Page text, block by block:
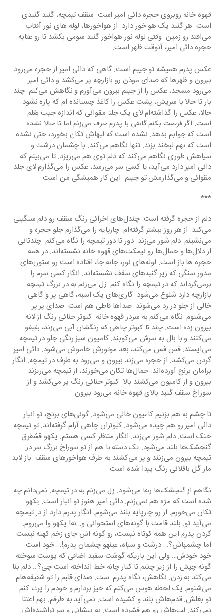
قهوه خانه روبروی حجره دائی امیر است. سقف تیمچه، گنبد گنبدی
است. هر گنبد یک هواخور دارد. از هواخورها، لوله های نور آفتاب
می‌افتد رو زمین. وقتی لوله نور هواخور گنبد سومی‌ بکشد تا رو عتابه
حجره دائی امیر، آنوقت ظهر است.
عکس پدرم همیشه تو جیبم است. گاهی که دائی امیر از حجره می‌رود
بیرون و ظهرها که صدای موذن رو بازارچه پر می‌کشد و دائی امیر
می‌رود مسجد، عکس را از جیبم بیرون می‌آورم و نگاهش می‌کنم. چند
بار تا حالا با سریش، پشت عکس را کاغذ چسبانده ام که پاره نشود.
حالا، عکس را گذاشته‌ام لای یک جلد مقوائی که اندازه جیب بغلم
است. اگر فرصت بکنم گاهی با پدرم حرف می‌زنم اما تا حالا نشده
است که جوابم بدهد. نشده است که لبهاش تکان بخورد، حتی نشده
است که بهم لبخند بزند. تنها نگاهم می‌کند. با چشمان درشت و
سیاهش طوری نگاهم می‌کند که دلم توی هم می‌ریزد. تا می‌بینم که
دائی امیر دارد می‌آید، یا کسی سر می‌رسد، عکس را می‌گذارم لای جلد
مقوائی و می‌گذارمش تو جیبم. این کار همیشگی من است.
***
دلم از حجره گرفته است. چندل‌های اخرائی رنگ سقف رو دلم سنگینی
می‌کند. از هر روز بیشتر گرفته‌ام. چارپایه را می‌گذارم جلو حجره و
می‌نشینم. دلم شور می‌زند. دور تا دور تیمچه را نگاه می‌کنم. چندتائی
از دلال‌ها و حمال‌ها رو نیمکت‌های قهوه خانه نشسته‌اند. در همه
حجره ها باز است. لوله‌های نور، جابه جا، افتاده است رو ستون‌های
مدور سنگی که زیر گنبدهای سقف نشسته‌اند. انگار کسی سرم را
برمی‌گرداند که در تیمچه را نگاه کنم. زل می‌زنم به در بزرگ تیمچه.
بازارچه دارد شلوغ می‌شود. گاری‌های یک اسبه، گاهی پر و گاهی
خالی از جلو در رد می‌شوند. صداها قاطی هم است. صدای پر پر
می‌شنوم. نگاه می‌کنم به سردر قهوه خانه. کبوتر حنائی رنگ از لانه
بیرون زده است. چند تا کبوتر چاهی که رنگشان آبی می‌زند، بغبغو
می‌کنند و با بال به سرش می‌کوبند. کامیون سبز رنگی جلو در تیمچه
می‌ایستد. فس فس می‌کند، بعد موتورش خاموش می‌شود. دائی امیر
گردن می‌کشد. از حجره می‌زند بیرون و می‌رود به طرف در تیمچه. انگار
برامان برنج آورده‌اند. حمال‌ها تکان می‌خورند، از تیمچه می‌ریزند
بیرون و از کامیون می‌کشند بالا. کبوتر حنائی رنگ پر می‌کشد و از
سوراخ سقف گنبد بالای قهوه خانه می‌رود بیرون.
تا چشم به هم بزنیم کامیون خالی می‌شود. گونی‌های برنج، تو انبار
دائی امیر رو هم چیده می‌شود. کبوتران چاهی آرام گرفته‌اند. تو تیمچه
خنک است. دلم شور می‌زند. انگار منتظر کسی هستم. یکهو قشقرق
گنجشک‌ها بلند می‌شود. یک دسته با هم از تو سوراخ بزرگ سر در
تیمچه بیرون می‌زنند و پر می‌کشند به طرف هواخورهای سقف. باز لابد
مار گل باقلائی رنگ پیدا شده است.
نگاهم از گنجشک‌ها رها می‌شود. زل می‌زنم به در تیمچه. نمی‌دانم چه
شده است که مژه هم نمی‌زنم. دائی امیر هنوز تو انبار است. یکهو
تکان می‌خورم. از رو چارپایه بلند می‌شوم. انگار پدرم دارد از در تیمچه
می‌آید تو. بلند قامت با گونه‌های استخوانی و…نه! یکهو وا می‌روم.
گردن پدرم این همه کوتاه نیست، رو گونه اش جای زخم کهنه نیست.
اما چشمهاش؟… درشت و سیاه، عینهو چشمان پدرم!… خود است.
خود خودش… ولی این باریکه گوشت سفید اضافی که پوست سوخته
گونه چپش را از زیر چشم تا کنار چانه خط انداخته است چی؟… دلم بنا
می‌کند به زدن. نگاهش، نگاه پدرم است. صدای قلبم را تو شقیقه‌هام
می‌شنوم. یک لحظه هوس می‌کنم که خیز بردارم و خودم را پرت کنم
تو بغلش. قدم‌هاش بلند و کشیده است. نمی‌آید به طرفم. بهم اعتنا
نمی‌کند. لب‌هاش رو هم فشرده است. به پیشانی و سر تراشیده‌اش